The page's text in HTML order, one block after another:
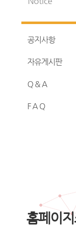
공지사항
자유게시판
Q & A
F A Q
홈페이